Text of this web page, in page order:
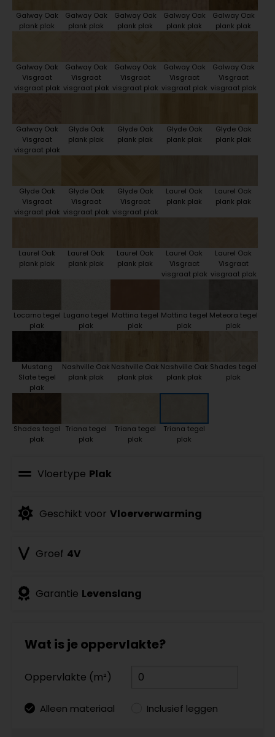
Galway Oak
plank plak
Galway Oak
plank plak
Galway Oak
plank plak
Galway Oak
plank plak
Galway Oak
plank plak
Galway Oak
Visgraat
visgraat plak
Galway Oak
Visgraat
visgraat plak
Galway Oak
Visgraat
visgraat plak
Galway Oak
Visgraat
visgraat plak
Galway Oak
Visgraat
visgraat plak
Galway Oak
Visgraat
visgraat plak
Glyde Oak
plank plak
Glyde Oak
plank plak
Glyde Oak
plank plak
Glyde Oak
plank plak
Glyde Oak
Visgraat
visgraat plak
Glyde Oak
Visgraat
visgraat plak
Glyde Oak
Visgraat
visgraat plak
Laurel Oak
plank plak
Laurel Oak
plank plak
Laurel Oak
plank plak
Laurel Oak
plank plak
Laurel Oak
plank plak
Laurel Oak
Visgraat
visgraat plak
Laurel Oak
Visgraat
visgraat plak
Locarno tegel
plak
Lugano tegel
plak
Mattina tegel
plak
Mattina tegel
plak
Meteora tegel
plak
Mustang
Slate tegel
plak
Nashville Oak
plank plak
Nashville Oak
plank plak
Nashville Oak
plank plak
Shades tegel
plak
Shades tegel
plak
Triana tegel
plak
Triana tegel
plak
Triana tegel
plak
Vloertype Plak
Geschikt voor Vloerverwarming
Groef 4V
Garantie Levenslang
Wat is je oppervlakte?
Oppervlakte (m²)
Alleen materiaal Inclusief leggen